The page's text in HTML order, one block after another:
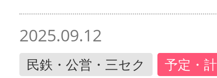
2025.09.12
民鉄・公営・三セク 予定・